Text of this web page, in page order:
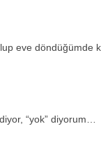
eve döndüğümde
“yok” diyorum…